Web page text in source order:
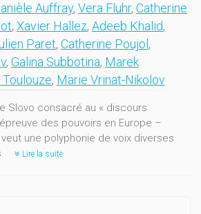
Auffray, Vera Fluhr, Catherine
, Xavier Hallez, Adeeb Khalid,
Paret, Catherine Poujol ,
, Galina Subbotina, Marek
Toulouze, Marie Vrinat-Nikolov
Slovo consacré au « discours
des pouvoirs en Europe –
une polyphonie de voix diverses
Lire la suite